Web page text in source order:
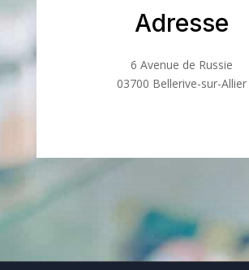
Adresse
6 Avenue de Russie
03700 Bellerive-sur-Allier